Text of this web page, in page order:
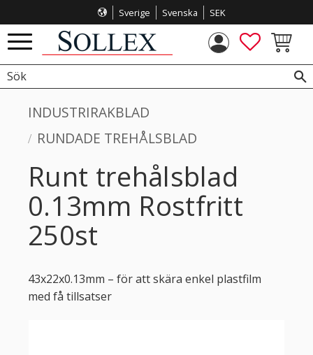
Meny
Sverige Svenska SEK
FAVORITER
INDUSTRIRAKBLAD
RUNDADE TREHÅLSBLAD
Runt trehålsblad
0.13mm Rostfritt
250st
43x22x0.13mm – för att skära enkel plastfilm
med få tillsatser